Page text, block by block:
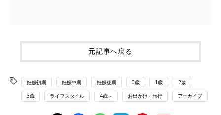
元記事へ戻る
妊娠初期 妊娠中期 妊娠後期 0歳 1歳 2歳
3歳 ライフスタイル 4歳～ お出かけ・旅行 アーカイブ